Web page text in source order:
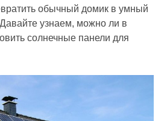
обычный домик в умный
узнаем, можно ли в
солнечные панели для